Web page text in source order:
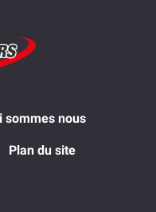
sommes nous
Plan du site